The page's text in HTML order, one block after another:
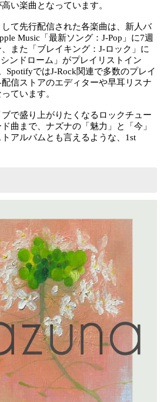
い楽曲となっています。
て先行配信された各楽曲は、新人バ
Music「最新ソング：J-Pop」に7週
また「ブレイキング：J-ロック」に
ンドローム」がプレイリストイン
SpotifyではJ-Rock関連で多数のプレイ
信ストアのエディターや早耳リスナ
ています。
で盛り上がりたくなるロックチュー
曲まで、ナズナの「魅力」と「今」
アルバムとも言えるような、1st